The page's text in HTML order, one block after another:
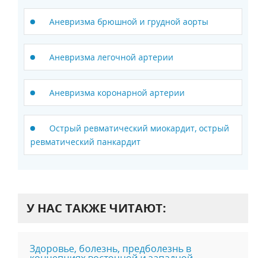
Аневризма брюшной и грудной аорты
Аневризма легочной артерии
Аневризма коронарной артерии
Острый ревматический миокардит, острый
ревматический панкардит
У НАС ТАКЖЕ ЧИТАЮТ:
Здоровье, болезнь, предболезнь в